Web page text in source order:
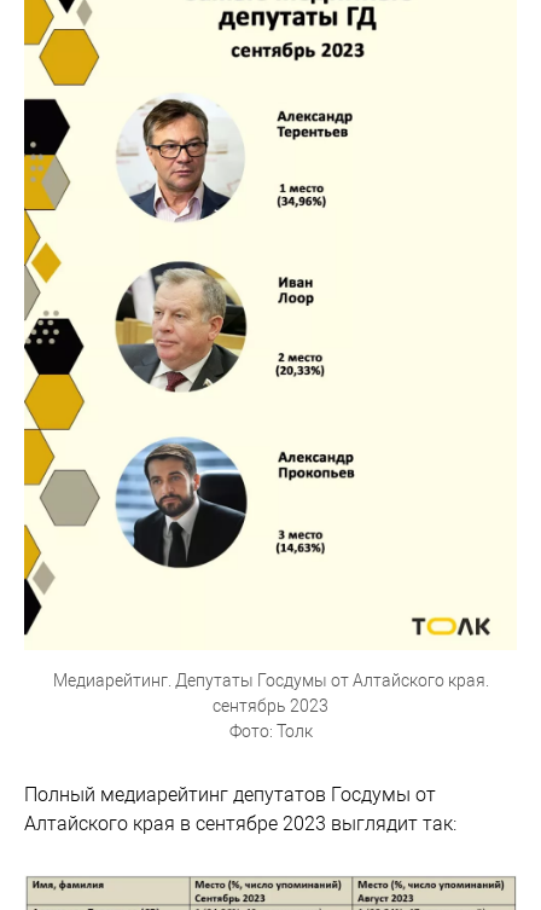
Медиарейтинг. Депутаты Госдумы от Алтайского края.
сентябрь 2023
Фото: Толк
Полный медиарейтинг депутатов Госдумы от
Алтайского края в сентябре 2023 выглядит так: